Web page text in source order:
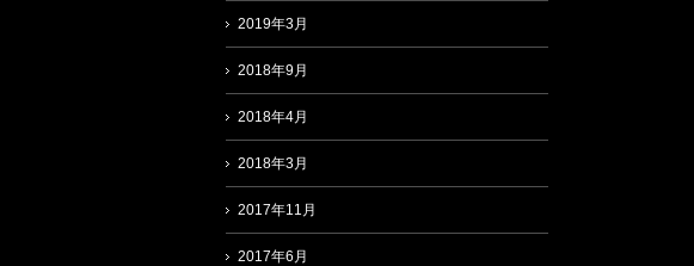
2019年3月
2018年9月
2018年4月
2018年3月
2017年11月
2017年6月